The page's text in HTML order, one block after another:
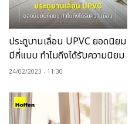
ประตูบานเลื่อน UPVC ยอดนิยม
มีกี่แบบ ทำไมถึงได้รับความนิยม
24/02/2023 11:30